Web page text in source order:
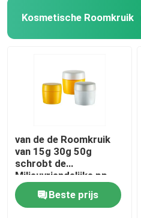
Kosmetische Roomkruik
van de de Roomkruik
van 15g 30g 50g
schrobt de
Milieuvriendelijke pp
het Lichaamsboter
Kruiken Kosmetische
Kruiken
Beste prijs